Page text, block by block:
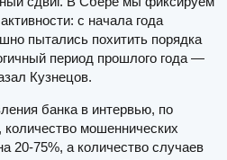
с начала года
пытались похитить порядка
период прошлого года —
Кузнецов.
банка в интервью, по
мошеннических
20-75%, а количество случаев